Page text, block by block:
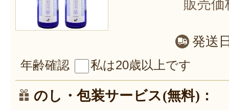
販売価
発送
年齢確認 私は20歳以上です
のし・包装サービス(無料)：